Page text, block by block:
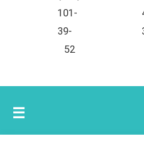
101-
39-
52
☰